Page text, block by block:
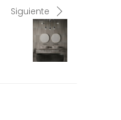
Siguiente